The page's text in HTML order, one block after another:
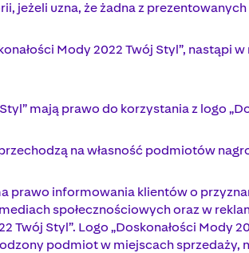
jeżeli uzna, że żadna z
Mody 2022 Twój Styl”, nastąpi
mają prawo do korzystania z logo
na własność podmiotów
informowania klientów o
społecznościowych oraz w
Styl”. Logo „Doskonałości Mody
podmiot w miejscach